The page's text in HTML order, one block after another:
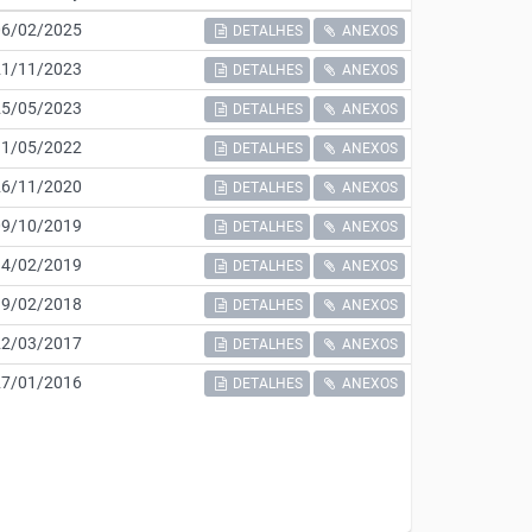
02/2025
DETALHES ANEXOS
11/2023 DETALHES ANEXOS
05/2023 DETALHES ANEXOS
05/2022 DETALHES ANEXOS
11/2020 DETALHES ANEXOS
10/2019 DETALHES ANEXOS
02/2019 DETALHES ANEXOS
02/2018 DETALHES ANEXOS
03/2017 DETALHES ANEXOS
01/2016 DETALHES ANEXOS